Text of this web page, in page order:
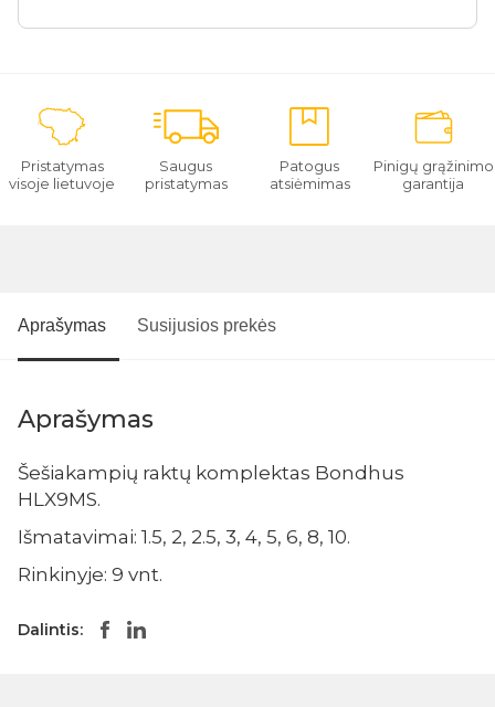
Pristatymas
visoje lietuvoje
Saugus
pristatymas
Patogus
atsiėmimas
Pinigų grąžinimo
garantija
Aprašymas Susijusios prekės
Aprašymas
Šešiakampių raktų komplektas Bondhus
HLX9MS.
Išmatavimai: 1.5, 2, 2.5, 3, 4, 5, 6, 8, 10.
Rinkinyje: 9 vnt.
Dalintis: